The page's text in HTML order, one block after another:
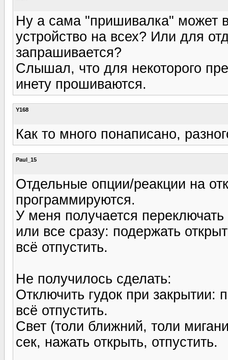
Ну а сама "пришивалка" может
устройство на всех? Или для
запрашивается?
Слышал, что для некоторого
инету прошиваются.
Y168
Как то много понаписано,
Paul_15
Отдельные опции/реакции на
программируются.
У меня получается
или все сразу: подержать
всё отпустить.
Не получилось сделать:
Отключить гудок при закрытии:
всё отпустить.
Свет (толи ближний, толи
сек, нажать открыть, отпустить.